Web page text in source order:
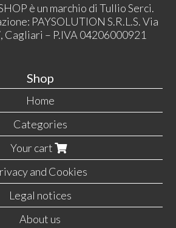
è un marchio di Tullio Serci.
PAYSOLUTION S.R.L.S. Via
Cagliari – P.IVA 04206000921
Shop
Home
Categories
Your cart
and Cookies
Legal notices
About us